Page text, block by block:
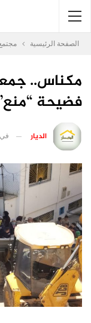
الصفحة الرئيسية
مكناس..
فضيحة
الديار في